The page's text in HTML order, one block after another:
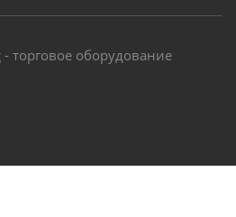
торговое оборудование